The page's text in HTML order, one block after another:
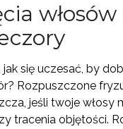
włosów
jak się uczesać, by
Rozpuszczone
jeśli twoje włosy
tracenia objętości.